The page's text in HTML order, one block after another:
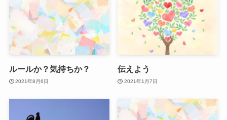
ルールか？気持ちか？
2021年8月6日
伝えよう
2021年1月7日